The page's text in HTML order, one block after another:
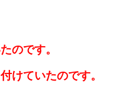
のです。
けていたのです。